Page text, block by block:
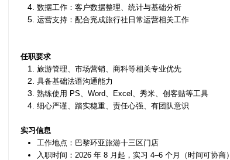
数据工作：客户数据整理、统计与基础分析
运营支持：配合完成旅行社日常运营相关工作
任职要求
旅游管理、市场营销、商科等相关专业优先
具备基础法语沟通能力
熟练使用 PS、Word、Excel、秀米、创客贴等工具
细心严谨、踏实稳重、责任心强、有团队意识
实习信息
工作地点：巴黎环亚旅游十三区门店
入职时间：2026 年 8 月起，实习 4–6 个月（时间可协商）